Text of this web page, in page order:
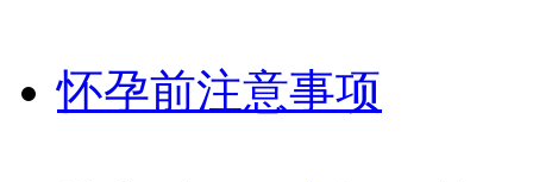
怀孕前注意事项